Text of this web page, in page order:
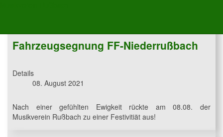
Fahrzeugsegnung FF-Niederrußbach
Details
08. August 2021
Nach einer gefühlten Ewigkeit rückte am 08.08. der
Musikverein Rußbach zu einer Festivitiät aus!